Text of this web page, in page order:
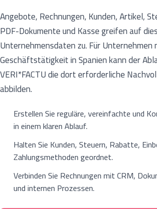
Angebote, Rechnungen, Kunden, Artikel,
PDF-Dokumente und Kasse greifen auf
Unternehmensdaten zu. Für Unternehmen
Geschäftstätigkeit in Spanien kann der
VERI*FACTU die dort erforderliche
abbilden.
Erstellen Sie reguläre, vereinfachte und
in einem klaren Ablauf.
Halten Sie Kunden, Steuern, Rabatte,
Zahlungsmethoden geordnet.
Verbinden Sie Rechnungen mit CRM,
und internen Prozessen.